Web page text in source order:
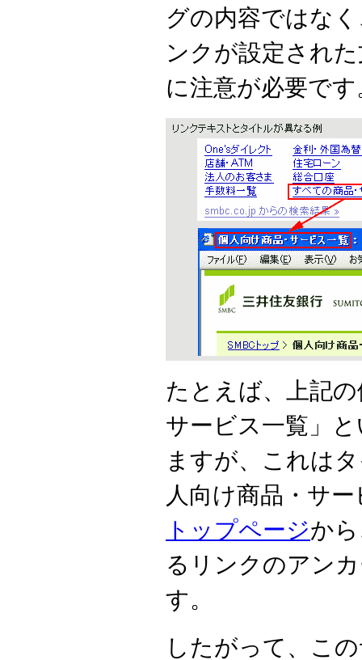
グの内容ではな
ンクが設定され
に注意が必要です
たとえば、上記
サービス一覧」
ますが、これは
人向け商品・サ
トップページか
るリンクのアン
す。
したがって、こ